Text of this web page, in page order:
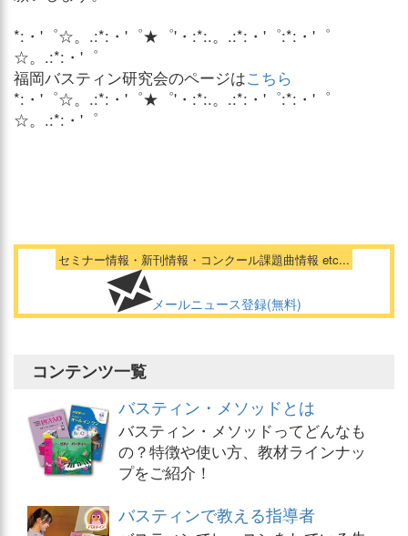
*:・'゜☆。.:*:・'゜★゜'・:*:.。.:*:・'゜:*:・'゜
☆。.:*:・'゜
福岡バスティン研究会のページはこちら
*:・'゜☆。.:*:・'゜★゜'・:*:.。.:*:・'゜:*:・'゜
☆。.:*:・'゜
セミナー情報・新刊情報・コンクール課題曲情報 etc...
メールニュース登録(無料)
コンテンツ一覧
バスティン・メソッドとは
バスティン・メソッドってどんなも
の？特徴や使い方、教材ラインナッ
プをご紹介！
バスティンで教える指導者